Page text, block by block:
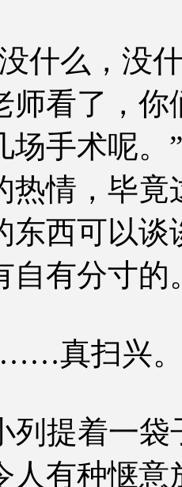
什么，没
师看了，你
场手术呢。
热情，毕竟
东西可以谈
自有分寸的
真扫兴
提着一袋
人有种惬意